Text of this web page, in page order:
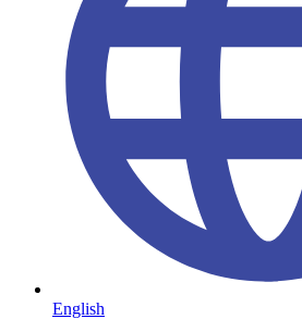
English